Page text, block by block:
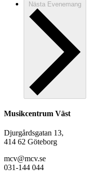
Nästa Evenemang
Musikcentrum Väst
Djurgårdsgatan 13,
414 62 Göteborg
mcv@mcv.se
031-144 044